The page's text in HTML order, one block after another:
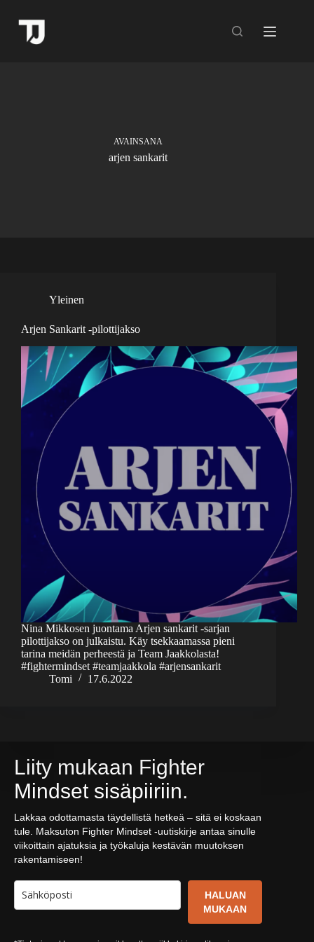
AVAINSANA
arjen sankarit
Yleinen
Arjen Sankarit -pilottijakso
Nina Mikkosen juontama Arjen sankarit -sarjan
pilottijakso on julkaistu. Käy tsekkaamassa pieni
tarina meidän perheestä ja Team Jaakkolasta!
#fightermindset #teamjaakkola #arjensankarit
Tomi
17.6.2022
Liity mukaan Fighter
Mindset sisäpiiriin.
Lakkaa odottamasta täydellistä hetkeä – sitä ei koskaan
tule. Maksuton Fighter Mindset -uutiskirje antaa sinulle
viikoittain ajatuksia ja työkaluja kestävän muutoksen
rakentamiseen!
HALUAN
MUKAAN